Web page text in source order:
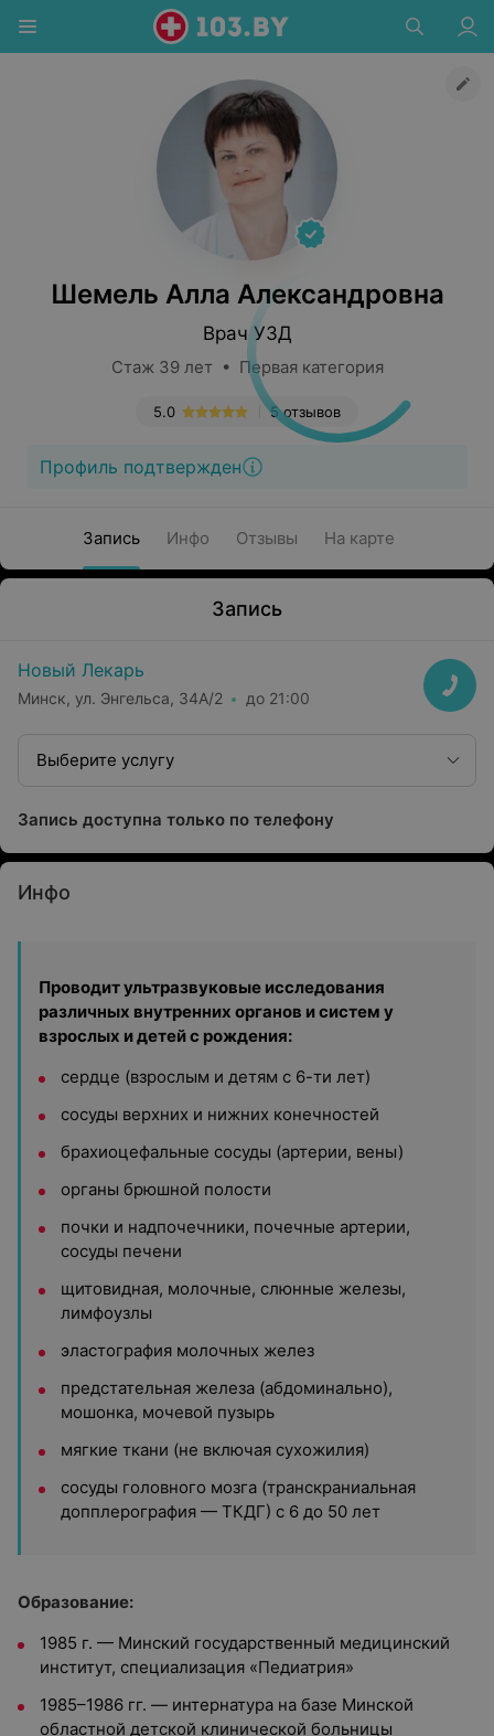
Шемель Алла Александровна
Врач УЗД
Стаж 39 лет • Первая категория
5 отзывов
5.0
Профиль подтвержден
Запись Инфо Отзывы На карте
Запись
Новый Лекарь
Минск, ул. Энгельса, 34А/2 до 21:00
Выберите услугу
Запись доступна только по телефону
Инфо
Проводит ультразвуковые исследования
различных внутренних органов и систем у
взрослых и детей с рождения:
сердце (взрослым и детям с 6-ти лет)
сосуды верхних и нижних конечностей
брахиоцефальные сосуды (артерии, вены)
органы брюшной полости
почки и надпочечники, почечные артерии,
сосуды печени
щитовидная, молочные, слюнные железы,
лимфоузлы
эластография молочных желез
предстательная железа (абдоминально),
мошонка, мочевой пузырь
мягкие ткани (не включая сухожилия)
сосуды головного мозга (транскраниальная
допплерография — ТКДГ) с 6 до 50 лет
Образование:
1985 г. — Минский государственный медицинский
институт, специализация «Педиатрия»
1985–1986 гг. — интернатура на базе Минской
областной детской клинической больницы